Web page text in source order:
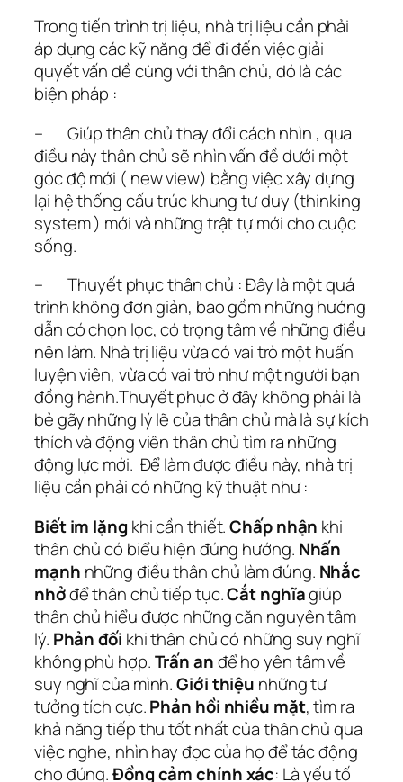
Trong tiến trình trị liệu, nhà trị liệu cần phải
áp dụng các kỹ năng để đi đến việc giải
quyết vấn đề cùng với thân chủ, đó là các
biện pháp :
– Giúp thân chủ thay đổi cách nhìn , qua
điều này thân chủ sẽ nhìn vấn đề dưới một
góc độ mới ( new view) bằng việc xây dựng
lại hệ thống cấu trúc khung tư duy (thinking
system ) mới và những trật tự mới cho cuộc
sống.
– Thuyết phục thân chủ : Đây là một quá
trình không đơn giản, bao gồm những hướng
dẫn có chọn lọc, có trọng tâm về những điều
nên làm. Nhà trị liệu vừa có vai trò một huấn
luyện viên, vừa có vai trò như một người bạn
đồng hành.Thuyết phục ở đây không phải là
bẻ gãy những lý lẽ của thân chủ mà là sự kích
thích và động viên thân chủ tìm ra những
động lực mới. Để làm được điều này, nhà trị
liệu cần phải có những kỹ thuật như :
Biết im lặng khi cần thiết.Chấp nhận khi
thân chủ có biểu hiện đúng hướng. Nhấn
mạnh những điều thân chủ làm đúng. Nhắc
nhởđể thân chủ tiếp tục.Cắt nghĩagiúp
thân chủ hiểu được những căn nguyên tâm
lý. Phản đối khi thân chủ có những suy nghĩ
không phù hợp.Trấn anđể họ yên tâm về
suy nghĩ của mình.Giới thiệu những tư
tưởng tích cực.Phản hồi nhiều mặt, tìm ra
khả năng tiếp thu tốt nhất của thân chủ qua
việc nghe, nhìn hay đọc của họ để tác động
cho đúng.Đồng cảm chính xác: Là yếu tố